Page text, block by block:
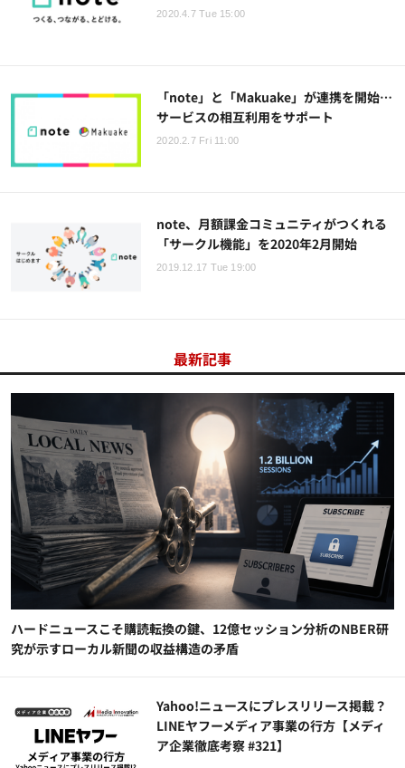
2020.4.7 Tue 15:00
「note」と「Makuake」が連携を開始…
サービスの相互利用をサポート
2020.2.7 Fri 11:00
note、月額課金コミュニティがつくれる
「サークル機能」を2020年2月開始
2019.12.17 Tue 19:00
最新記事
ハードニュースこそ購読転換の鍵、12億セッション分析のNBER研
究が示すローカル新聞の収益構造の矛盾
Yahoo!ニュースにプレスリリース掲載？
LINEヤフーメディア事業の行方【メディ
ア企業徹底考察 #321】